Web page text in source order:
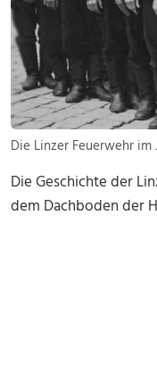
Die Linzer Feuerwehr im
Die Geschichte der
dem Dachboden der